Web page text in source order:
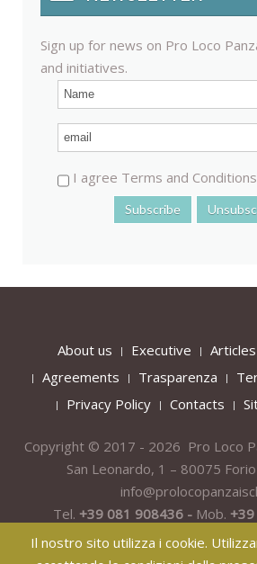
Sign up for news on Pro Loco
and initiatives.
I agree Terms and Conditions
About us Executive
Agreements
Trasparenza
Privacy Policy
Contacts
Copyright © 2017 - 2026 Pro Loco
San Leonardo, 1 – 80075 Forio
Tel. +39 081 908436 - Mob.
Il nostro sito utilizza i cookie.